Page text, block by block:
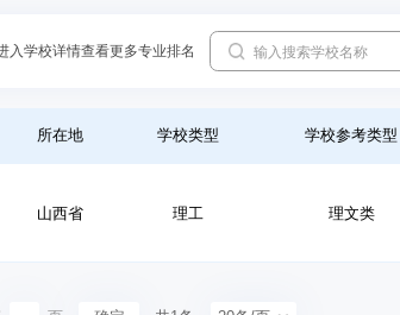
入学校详情查看更多专业排名
所在地 学校类型 学校参考类型
山西省 理工 理文类